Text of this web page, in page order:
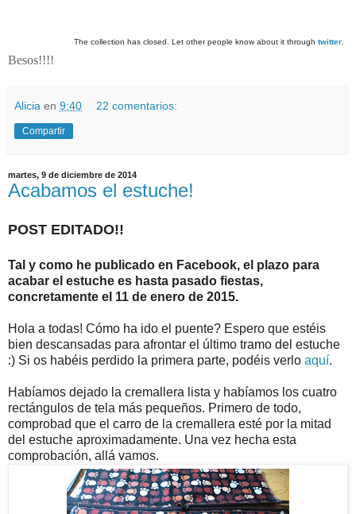
The collection has closed. Let other people know about it through twitter
Besos!!!!
Alicia en 9:40 22 comentarios:
Compartir
martes, 9 de diciembre de 2014
Acabamos el estuche!
POST EDITADO!!
Tal y como he publicado en Facebook, el plazo para
acabar el estuche es hasta pasado fiestas,
concretamente el 11 de enero de 2015.
Hola a todas! Cómo ha ido el puente? Espero que estéis
bien descansadas para afrontar el último tramo del estuche
:) Si os habéis perdido la primera parte, podéis verlo aquí.
Habíamos dejado la cremallera lista y habíamos los cuatro
rectángulos de tela más pequeños. Primero de todo,
comprobad que el carro de la cremallera esté por la mitad
del estuche aproximadamente. Una vez hecha esta
comprobación, allá vamos.